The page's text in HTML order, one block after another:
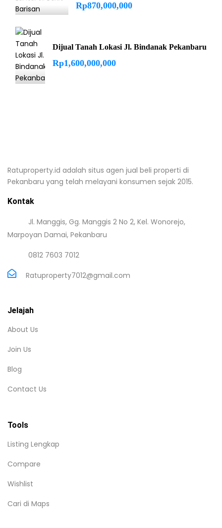
Rp870,000,000
Dijual Tanah Lokasi Jl. Bindanak Pekanbaru
Rp1,600,000,000
Ratuproperty.id adalah situs agen jual beli properti di
Pekanbaru yang telah melayani konsumen sejak 2015.
Kontak
Jl. Manggis, Gg. Manggis 2 No 2, Kel. Wonorejo,
Marpoyan Damai, Pekanbaru
0812 7603 7012
Ratuproperty7012@gmail.com
Jelajah
About Us
Join Us
Blog
Contact Us
Tools
Listing Lengkap
Compare
Wishlist
Cari di Maps